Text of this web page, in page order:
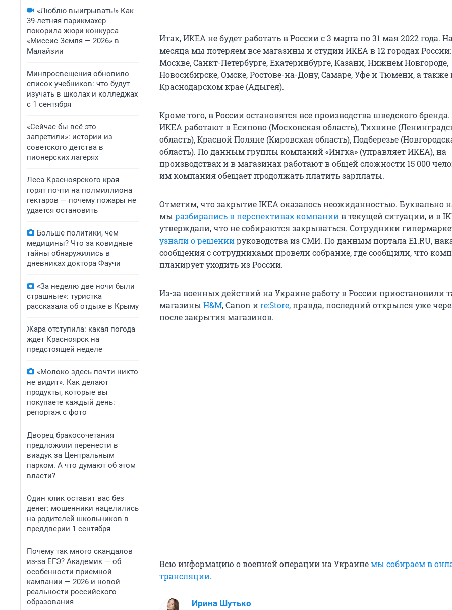
«Люблю выигрывать!» Как
39-летняя парикмахер
покорила жюри конкурса
«Миссис Земля — 2026» в
Малайзии
Минпросвещения обновило
список учебников: что будут
изучать в школах и колледжах
с 1 сентября
«Сейчас бы всё это
запретили»: истории из
советского детства в
пионерских лагерях
Леса Красноярского края
горят почти на полмиллиона
гектаров — почему пожары не
удается остановить
Больше политики, чем
медицины? Что за ковидные
тайны обнаружились в
дневниках доктора Фаучи
«За неделю две ночи были
страшные»: туристка
рассказала об отдыхе в Крыму
Жара отступила: какая погода
ждет Красноярск на
предстоящей неделе
«Молоко здесь почти никто
не видит». Как делают
продукты, которые вы
покупаете каждый день:
репортаж с фото
Дворец бракосочетания
предложили перенести в
виадук за Центральным
парком. А что думают об этом
власти?
Один клик оставит вас без
денег: мошенники нацелились
на родителей школьников в
преддверии 1 сентября
Почему так много скандалов
из-за ЕГЭ? Академик — об
особенности приемной
кампании — 2026 и новой
реальности российского
образования
Итак, ИКЕА не будет работать в России с 3 марта по 31 мая 2022 года.
месяца мы потеряем все магазины и студии ИКЕА в 12 городах
Москве, Санкт-Петербурге, Екатеринбурге, Казани, Нижнем Новгороде,
Новосибирске, Омске, Ростове-на-Дону, Самаре, Уфе и Тюмени, а также
Краснодарском крае (Адыгея).
Кроме того, в России остановятся все производства шведского
ИКЕА работают в Есипово (Московская область), Тихвине
область), Красной Поляне (Кировская область), Подберезье
область). По данным группы компаний «Ингка» (управляет ИКЕА), на
производствах и в магазинах работают в общей сложности 15 000
им компания обещает продолжать платить зарплаты.
Отметим, что закрытие IKEA оказалось неожиданностью. Буквально
мы разбирались в перспективах компаниив текущей ситуации, и в
утверждали, что не собираются закрываться. Сотрудники
узнали о решениируководства из СМИ. По данным портала E1.RU,
сообщения с сотрудниками провели собрание, где сообщили, что
планирует уходить из России.
Из-за военных действий на Украине работу в России приостановили
магазины H&M, Canon иre:Store, правда, последний открылся уже
после закрытия магазинов.
Всю информацию о военной операции на Украинемы собираем в
трансляции.
Ирина Шутько